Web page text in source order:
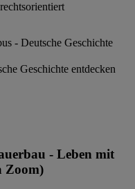
Geschichte entdecken
- Leben mit
Zoom)